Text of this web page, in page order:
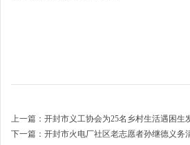
上一篇： 开封市义工协会为25名乡村生活遇困生
下一篇： 开封市火电厂社区老志愿者孙继德义务